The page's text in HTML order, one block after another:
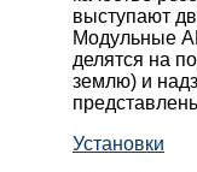
выступают
Модульные
делятся на
землю) и
Установки